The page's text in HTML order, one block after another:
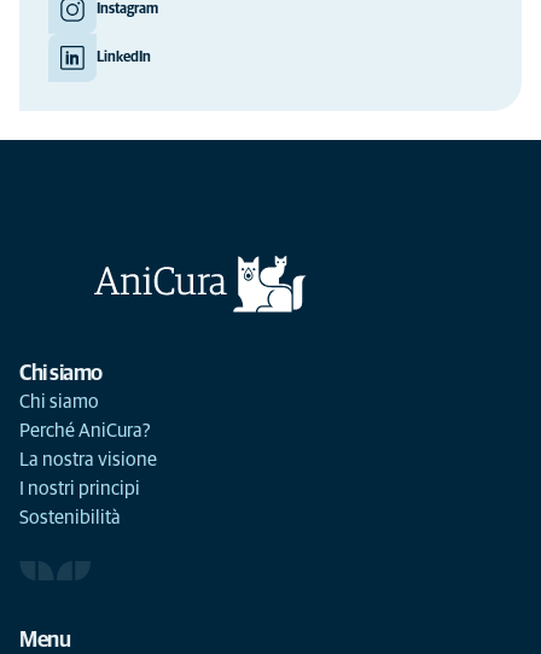
Instagram
LinkedIn
Chi siamo
Chi siamo
Perché AniCura?
La nostra visione
I nostri principi
Sostenibilità
Menu